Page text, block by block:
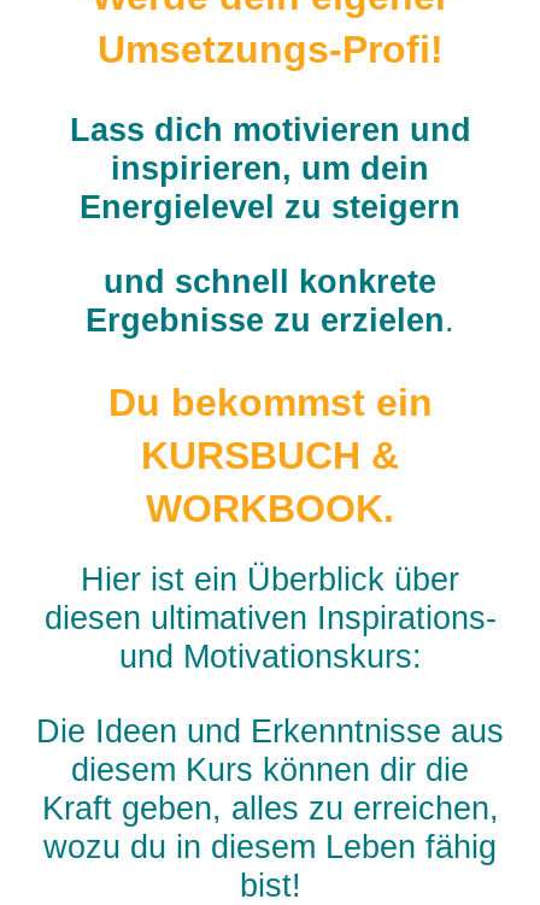
Umsetzungs-Profi!
Lass dich motivieren und
inspirieren, um dein
Energielevel zu steigern
und schnell konkrete
Ergebnisse zu erzielen.
Du bekommst ein
KURSBUCH &
WORKBOOK.
Hier ist ein Überblick über
diesen ultimativen Inspirations-
und Motivationskurs:
Die Ideen und Erkenntnisse aus
diesem Kurs können dir die
Kraft geben, alles zu erreichen,
wozu du in diesem Leben fähig
bist!